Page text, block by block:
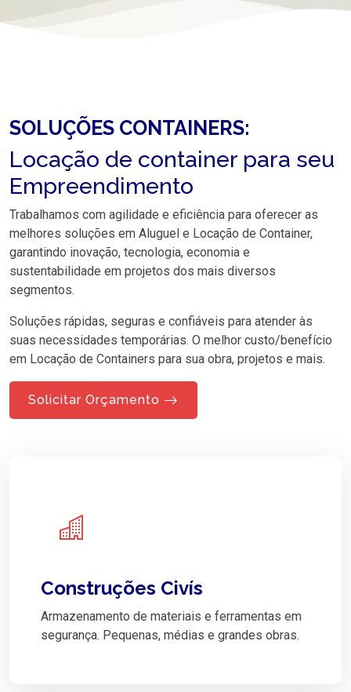
SOLUÇÕES CONTAINERS:
Locação de container para seu
Empreendimento
Trabalhamos com agilidade e eficiência para oferecer as
melhores soluções em Aluguel e Locação de Container,
garantindo inovação, tecnologia, economia e
sustentabilidade em projetos dos mais diversos
segmentos.
Soluções rápidas, seguras e confiáveis para atender às
suas necessidades temporárias. O melhor custo/benefício
em Locação de Containers para sua obra, projetos e mais.
Solicitar Orçamento
Construções Civís
Armazenamento de materiais e ferramentas em
segurança. Pequenas, médias e grandes obras.